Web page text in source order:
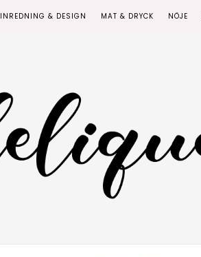
INREDNING & DESIGN MAT & DRYCK NÖJE